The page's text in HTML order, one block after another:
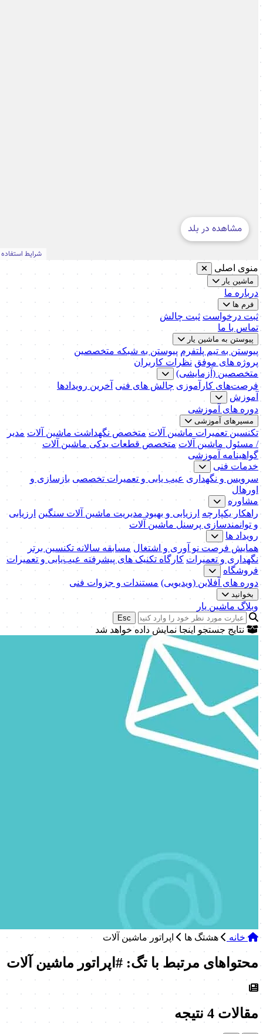
منوی اصلی
ماشین یار
درباره ما
فرم ها
ثبت درخواست ثبت چالش
تماس با ما
پیوستن به ماشین یار
پیوستن به تیم پلتفرم پیوستن به شبکه متخصصین
پروژه های موفق نظرات کاربران
متخصصین (آزمایشی)
فرصت‌های کارآموزی چالش های فنی آخرین رویدادها
آموزش
دوره های آموزشی
مسیرهای آموزشی
تکنسین تعمیرات ماشین آلات متخصص نگهداشت ماشین آلات مدیر
/ مسئول ماشین آلات متخصص قطعات یدکی ماشین آلات
گواهینامه آموزشی
خدمات فنی
سرویس و نگهداری عیب یابی و تعمیرات تخصصی بازسازی و
اورهال
مشاوره
راهکار یکپارچه ارزیابی و بهبود مدیریت ماشین آلات سنگین ارزیابی
و توانمندسازی پرسنل ماشین آلات
رویداد ها
همایش فرصت نو آوری و اشتغال مسابقه سالانه تکنسین برتر
نگهداری و تعمیرات کارگاه تکنیک‌ های پیشرفته عیب‌یابی و تعمیرات
فروشگاه
دوره های آفلاین (ویدیویی) مستندات و جزوات فنی
بخوانید
وبلاگ ماشین یار
Esc
نتایج جستجو اینجا نمایش داده خواهد شد
خانه هشتگ ها اپراتور ماشین آلات
محتواهای مرتبط با تگ: #اپراتور ماشین آلات
مقالات 4 نتیجه